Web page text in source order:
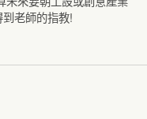
老師的指教!